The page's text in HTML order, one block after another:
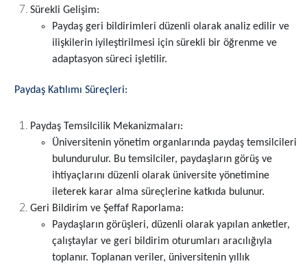
Sürekli Gelişim:
Paydaş geri bildirimleri düzenli olarak analiz edilir ve
ilişkilerin iyileştirilmesi için sürekli bir öğrenme ve
adaptasyon süreci işletilir.
Paydaş Katılımı Süreçleri:
Paydaş Temsilcilik Mekanizmaları:
Üniversitenin yönetim organlarında paydaş temsilcileri
bulundurulur. Bu temsilciler, paydaşların görüş ve
ihtiyaçlarını düzenli olarak üniversite yönetimine
ileterek karar alma süreçlerine katkıda bulunur.
Geri Bildirim ve Şeffaf Raporlama:
Paydaşların görüşleri, düzenli olarak yapılan anketler,
çalıştaylar ve geri bildirim oturumları aracılığıyla
toplanır. Toplanan veriler, üniversitenin yıllık